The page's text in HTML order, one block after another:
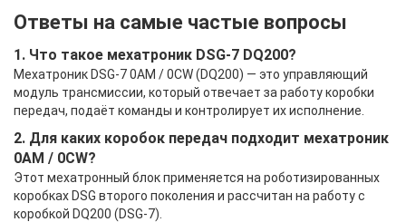
Ответы на самые частые вопросы
1. Что такое мехатроник DSG-7 DQ200?
Мехатроник DSG-7 0AM / 0CW (DQ200) — это управляющий
модуль трансмиссии, который отвечает за работу коробки
передач, подаёт команды и контролирует их исполнение.
2. Для каких коробок передач подходит мехатроник
0AM / 0CW?
Этот мехатронный блок применяется на роботизированных
коробках DSG второго поколения и рассчитан на работу с
коробкой DQ200 (DSG-7).